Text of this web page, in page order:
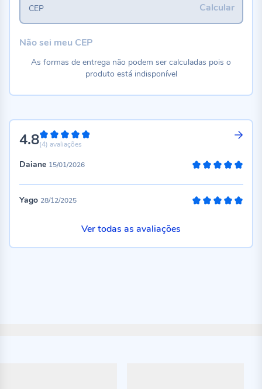
4.896%
(4) avaliações
Daiane 15/01/2026
Yago 28/12/2025
Ver todas as avaliações
Calcular
CEP
Não sei meu CEP
As formas de entrega não podem ser calculadas pois o
produto está indisponível